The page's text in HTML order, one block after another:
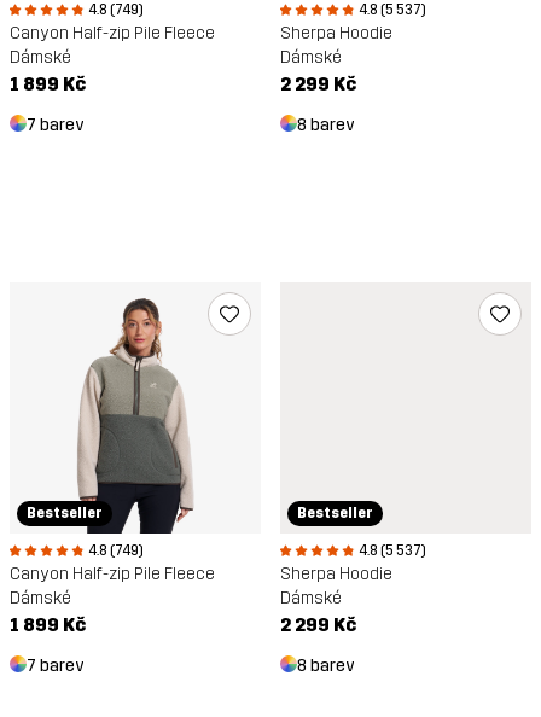
4.8 (749)
Canyon Half-zip Pile Fleece
Dámské
1 899 Kč
7 barev
4.8 (5 537)
Sherpa Hoodie
Dámské
2 299 Kč
8 barev
Bestseller
4.8 (749)
Canyon Half-zip Pile Fleece
Dámské
1 899 Kč
7 barev
Bestseller
4.8 (5 537)
Sherpa Hoodie
Dámské
2 299 Kč
8 barev